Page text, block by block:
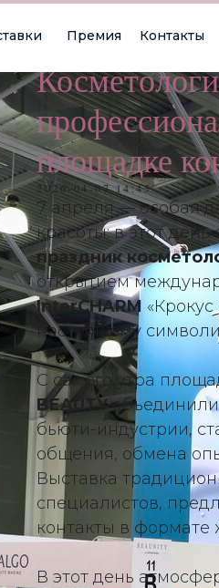
Премия Контакты
площадке
2026-04-07 14:45
7 апреля — особая
красоты: в этот
праздник
открытием
InterCHARM
настоящему
С самого утра
BEAUTYобъединили
бьюти-индустрии,
общения, обмена
Выставка
специалистов,
контакты в формате
В этот день